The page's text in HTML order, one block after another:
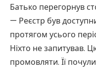
Батько перегорнув
— Реєстр був
протягом усього
Ніхто не запитував.
промовляти. Її почули